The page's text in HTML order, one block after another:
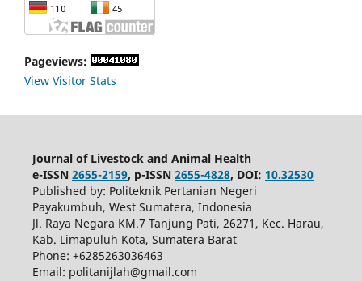
Pageviews:
View Visitor Stats
Journal of Livestock and Animal Health
e-ISSN 2655-2159, p-ISSN 2655-4828, DOI: 10.32530
Published by: Politeknik Pertanian Negeri
Payakumbuh, West Sumatera, Indonesia
Jl. Raya Negara KM.7 Tanjung Pati, 26271, Kec. Harau,
Kab. Limapuluh Kota, Sumatera Barat
Phone: +6285263036463
Email: politanijlah@gmail.com